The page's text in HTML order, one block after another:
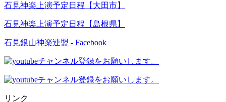
石見神楽上演予定日程【大田市】
石見神楽上演予定日程【島根県】
石見銀山神楽連盟 - Facebook
リンク